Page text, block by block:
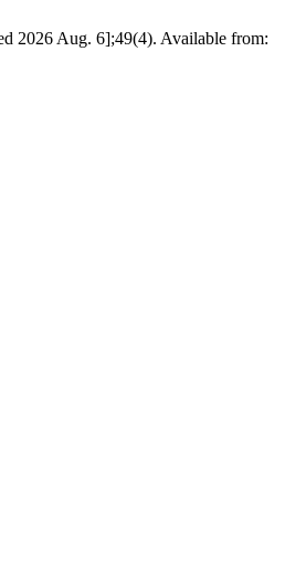
2026 Aug. 6];49(4). Available from: